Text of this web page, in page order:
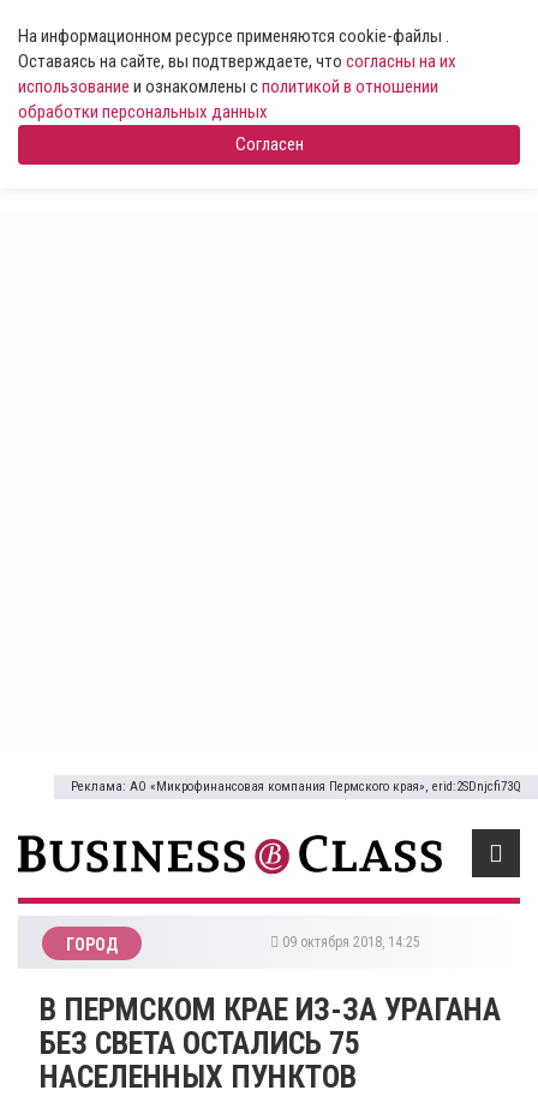
На информационном ресурсе применяются cookie-файлы .
Оставаясь на сайте, вы подтверждаете, что согласны на их
использование и ознакомлены сполитикой в отношении
обработки персональных данных
Согласен
Реклама: АО «Микрофинансовая компания Пермского края», erid:2SDnjcfi73Q
ГОРОД 09 октября 2018, 14:25
​В ПЕРМСКОМ КРАЕ ИЗ-ЗА УРАГАНА
БЕЗ СВЕТА ОСТАЛИСЬ 75
НАСЕЛЕННЫХ ПУНКТОВ